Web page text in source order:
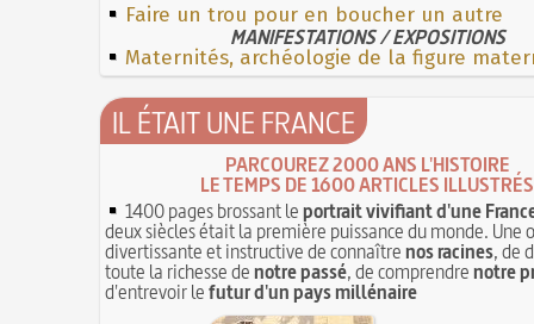
Faire un trou pour en boucher un autre
MANIFESTATIONS / EXPOSITIONS
Maternités, archéologie de la figure
IL ÉTAIT UNE FRANCE
PARCOUREZ 2000 ANS L'HISTOIRE
LE TEMPS DE 1600 ARTICLES ILLUSTRÉS
1400 pages brossant leportrait vivifiant d'une
deux siècles était la première puissance du monde. Une
divertissante et instructive de connaîtrenos racines, de
toute la richesse denotre passé, de comprendrenotre
d'entrevoir lefutur d'un pays millénaire